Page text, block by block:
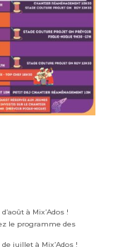
à Mix’Ados !
le programme des
juillet à Mix’Ados !